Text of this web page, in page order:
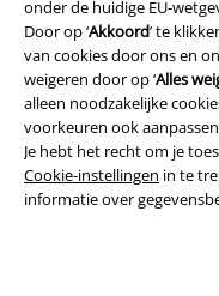
onder de huidige EU-
Door op ‘Akkoord’ te
van cookies door ons en
weigeren door op ‘Alles
alleen noodzakelijke
voorkeuren ook
Je hebt het recht om je
Cookie-instellingen in te
informatie over